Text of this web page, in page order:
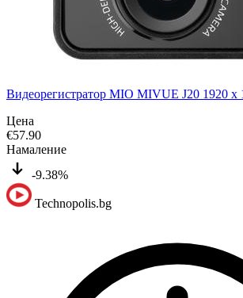
Видеорегистратор MIO MIVUE J20 1920 x
Цена
€57.90
Намаление
-9.38%
Technopolis.bg